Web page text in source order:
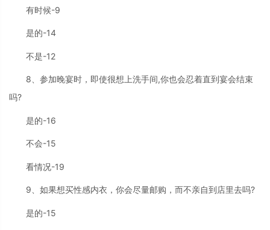
有时候-9
是的-14
不是-12
8、参加晚宴时，即使很想上洗手间,你也会忍着直到宴会结束
吗?
是的-16
不会-15
看情况-19
9、如果想买性感内衣，你会尽量邮购，而不亲自到店里去吗?
是的-15